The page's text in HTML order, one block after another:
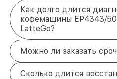
Как долго длится
кофемашины EP4343/
LatteGo?
Можно ли заказать
Сколько длится